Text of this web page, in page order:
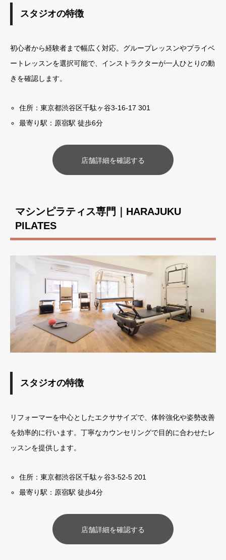
スタジオの特徴
初心者から経験者まで幅広く対応。グループレッスンやプライベ
ートレッスンを選択可能で、インストラクターが一人ひとりの動
きを確認します。
住所：東京都渋谷区千駄ヶ谷3-16-17 301
最寄り駅：原宿駅 徒歩6分
店舗詳細を確認する
マシンピラティス専門｜HARAJUKU
PILATES
スタジオの特徴
リフォーマーを中心としたエクササイズで、体幹強化や姿勢改善
を効率的に行います。丁寧なカウンセリングで目的に合わせたレ
ッスンを提供します。
住所：東京都渋谷区千駄ヶ谷3-52-5 201
最寄り駅：原宿駅 徒歩4分
店舗詳細を確認する